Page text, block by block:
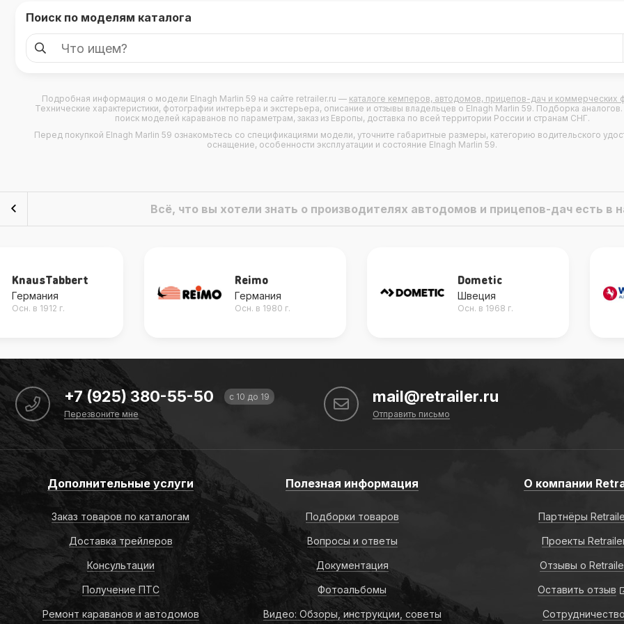
Поиск по моделям каталога
Подробная информация о модели Elnagh Marlin 59 на сайте retrailer.ru — каталоге кемперов, автодомов, прицепов-дач и коммерческих
Технические характеристики, фотографии интерьера и экстерьера, описание и отзывы владельцев о Elnagh Marlin 59. Подборка
поиск моделей караванов по параметрам, заказ из Европы, доставка по всей территории России и странам СНГ.
Перед покупкой Elnagh Marlin 59 ознакомьтесь со спецификациями модели, уточните габаритные размеры, категорию водительского
оснащение, особенности эксплуатации и состояние Elnagh Marlin 59.
Всё, что вы хотели знать о производителях автодомов и прицепов-дач есть в
Reimo
Германия
Осн. в 1980 г.
Dometic
Швеция
Осн. в 1968 г.
Westfalia
Германия
Осн. в 1932 г.
+7 (925) 380-55-50
с 10 до 19
Перезвоните мне
mail@retrailer.ru
Отправить письмо
Дополнительные услуги
Заказ товаров по каталогам
Доставка трейлеров
Консультации
Получение ПТС
Ремонт караванов и автодомов
Полезная информация
Подборки товаров
Вопросы и ответы
Документация
Фотоальбомы
Видео: Обзоры, инструкции, советы
О компании
Партнёры
Проекты
Отзывы о
Оставить отзыв
Сотрудничество